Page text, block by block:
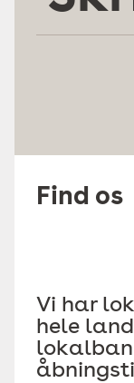
Find os
Vi har
hele